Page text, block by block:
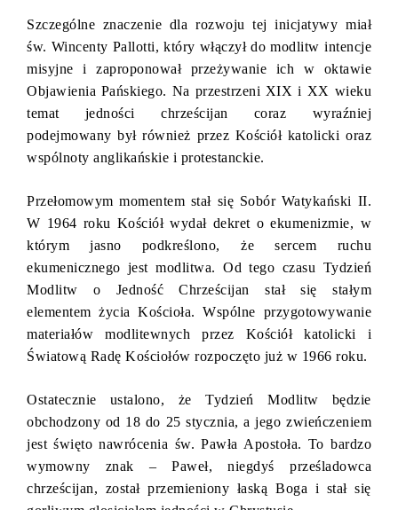
Szczególne znaczenie dla rozwoju tej inicjatywy miał
św. Wincenty Pallotti, który włączył do modlitw intencje
misyjne i zaproponował przeżywanie ich w oktawie
Objawienia Pańskiego. Na przestrzeni XIX i XX wieku
temat jedności chrześcijan coraz wyraźniej
podejmowany był również przez Kościół katolicki oraz
wspólnoty anglikańskie i protestanckie.
Przełomowym momentem stał się Sobór Watykański II.
W 1964 roku Kościół wydał dekret o ekumenizmie, w
którym jasno podkreślono, że sercem ruchu
ekumenicznego jest modlitwa. Od tego czasu Tydzień
Modlitw o Jedność Chrześcijan stał się stałym
elementem życia Kościoła. Wspólne przygotowywanie
materiałów modlitewnych przez Kościół katolicki i
Światową Radę Kościołów rozpoczęto już w 1966 roku.
Ostatecznie ustalono, że Tydzień Modlitw będzie
obchodzony od 18 do 25 stycznia, a jego zwieńczeniem
jest święto nawrócenia św. Pawła Apostoła. To bardzo
wymowny znak – Paweł, niegdyś prześladowca
chrześcijan, został przemieniony łaską Boga i stał się